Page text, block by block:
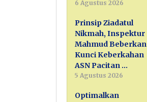
6 Agustus 2026
Prinsip Ziadatul
Nikmah, Inspektur
Mahmud Beberkan
Kunci Keberkahan
ASN Pacitan …
5 Agustus 2026
Optimalkan